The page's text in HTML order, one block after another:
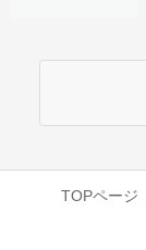
TOPページ